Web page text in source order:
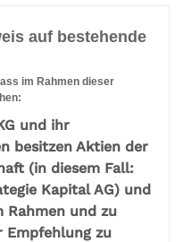
auf bestehende
im Rahmen dieser
und ihr
besitzen Aktien der
(in diesem Fall:
Kapital AG) und
Rahmen und zu
Empfehlung zu